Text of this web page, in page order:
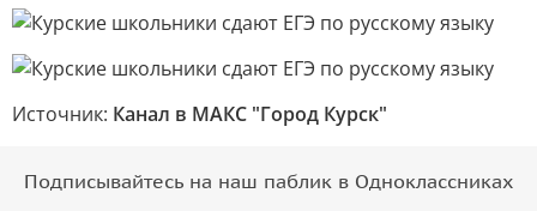
Источник: Канал в МАКС "Город Курск"
Подписывайтесь на наш паблик в Одноклассниках